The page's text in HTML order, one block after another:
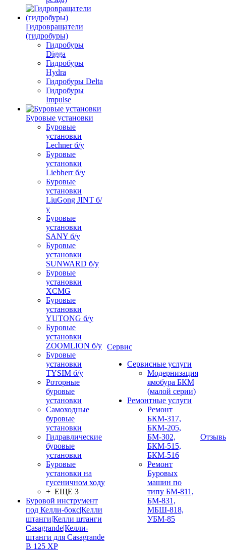
Гидровращатели
(гидробуры)
Гидробуры
Digga
Гидробуры
Hydra
Гидробуры Delta
Гидробуры
Impulse
Буровые установки
Буровые
установки
Lechner б/у
Буровые
установки
Liebherr б/у
Буровые
установки
LiuGong JINT б/
у
Буровые
установки
SANY б/у
Буровые
установки
SUNWARD б/у
Буровые
установки
XCMG
Буровые
установки
YUTONG б/у
Буровые
установки
ZOOMLION б/у
Буровые
установки
TYSIM б/у
Роторные
буровые
установки
Самоходные
буровые
установки
Гидравлические
буровые
установки
Буровые
установки на
гусеничном ходу
+ ЕЩЕ 3
Буровой инструмент
под Келли-бокс|Келли
штанги|Келли штанги
Casagrande|Келли-
штанги для Casagrande
B 125 XP
Сервис
Сервисные услуги
Модернизация
ямобура БКМ
(малой серии)
Ремонтные услуги
Ремонт
БКМ-317,
БКМ-205,
БМ-302,
БКМ-515,
БКМ-516
Ремонт
Буровых
машин по
типу БМ-811,
БМ-831,
МБШ-818,
УБМ-85